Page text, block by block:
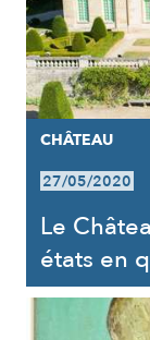
CHÂTEAU
27/05/2020
Le
états en